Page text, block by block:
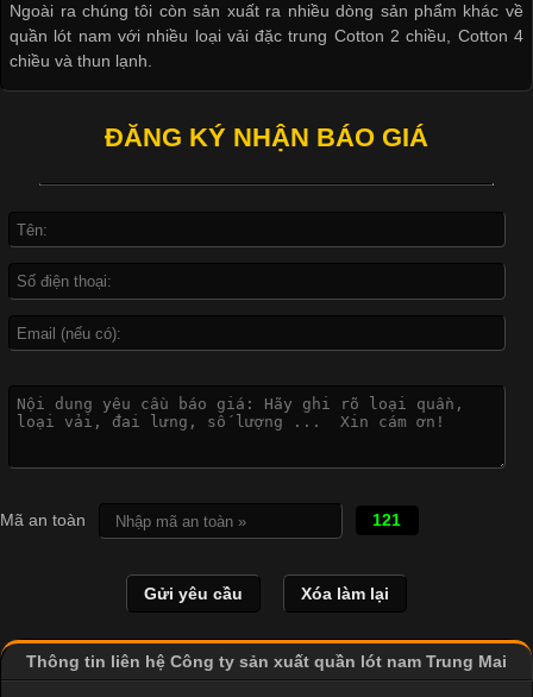
Khám Phá Áo Phông Trang Phục Phổ Biến Nhất Hiện Nay
Áo phông là một trong những trang phục phổ biến nhất trong
Không chỉ xuất hiện trong thời trang thường ngày, áo phông còn
được ứng dụng rộng rãi trong ngành sản xuất may mặc, đặc
biệt là các sản phẩm từ vải thun. Hiện nay,
Đại
Cập nhật 2026-04-21 15:41:03
In Chuyển Nhiệt Là Gì? Công Nghệ In Hiện Đại Trong Ngành
May Mặc Trong ngành in ấn và thời trang, in chuyển nhiệt đang
hình ảnh sắc nét và bền màu. Đặc biệt, kỹ thuật này được ứng
dụng rộng rãi trong sản xuất áo thun, đồ thể thao
Ngoài ra chúng tôi còn sản xuất ra nhiều dòng sản phẩm khác về
quần lót nam với nhiều loại vải đặc trung Cotton 2 chiều, Cotton 4
chiều và thun lạnh.
ĐĂNG KÝ NHẬN BÁO GIÁ
Mã an toàn 121
Thông tin liên hệ Công ty sản xuất quần lót nam Trung Mai